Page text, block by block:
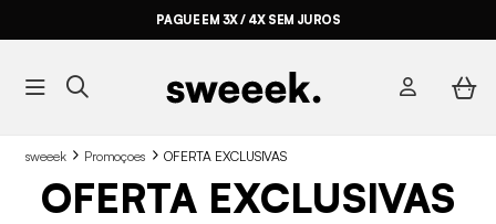
PAGUE EM 3X / 4X SEM JUROS
sweeek Promoçoes OFERTA EXCLUSIVAS
OFERTA EXCLUSIVAS